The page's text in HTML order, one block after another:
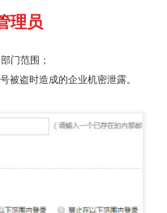
理员
门范围；
被盗时造成的企业机密泄露。